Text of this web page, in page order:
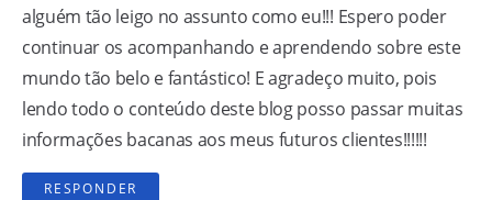
alguém tão leigo no assunto como eu!!! Espero poder
continuar os acompanhando e aprendendo sobre este
mundo tão belo e fantástico! E agradeço muito, pois
lendo todo o conteúdo deste blog posso passar muitas
informações bacanas aos meus futuros clientes!!!!!!
RESPONDER